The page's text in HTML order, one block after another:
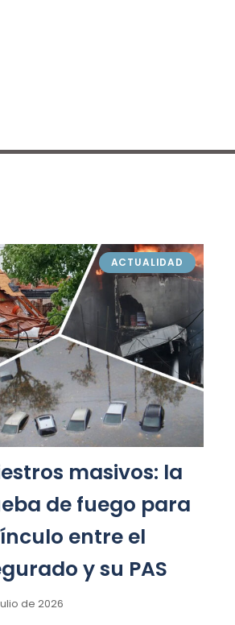
ACTUALIDAD
masivos: la
de fuego para
entre el
y su PAS
de 2026